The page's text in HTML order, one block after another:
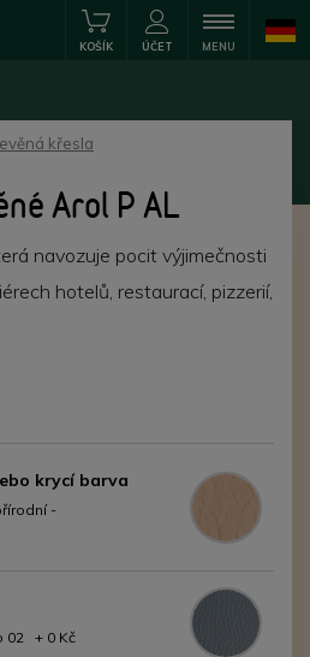
KOŠÍK ÚČET MENU
křesla
Arol P AL
navozuje pocit výjimečnosti
hotelů, restaurací, pizzerií,
krycí barva
-
02 + 0 Kč